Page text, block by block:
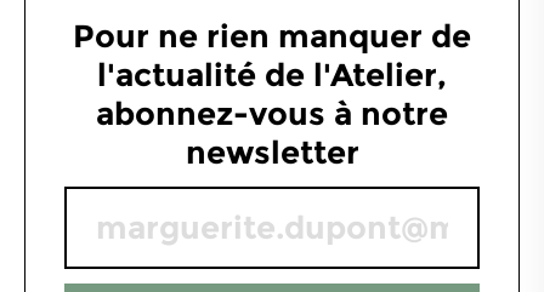
Pour ne rien manquer de
l'actualité de l'Atelier,
abonnez-vous à notre
newsletter